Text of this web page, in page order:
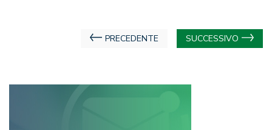
Navigazione
PRECEDENTE SUCCESSIVO